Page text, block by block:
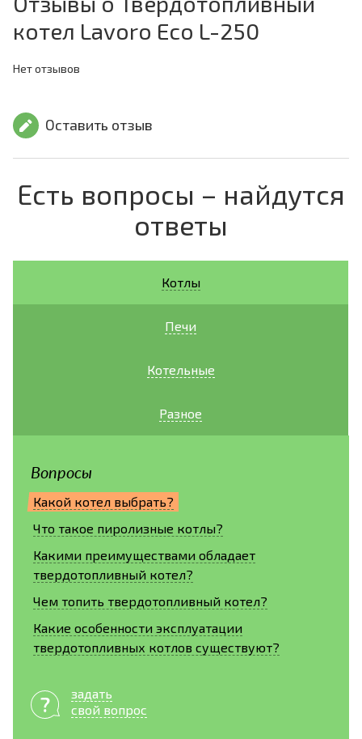
котел Lavoro Eco L-250
Нет отзывов
Оставить отзыв
Есть вопросы – найдутся
ответы
Котлы
Печи
Котельные
Разное
Вопросы
Какой котел выбрать?
Что такое пиролизные котлы?
Какими преимуществами обладает
твердотопливный котел?
Чем топить твердотопливный котел?
Какие особенности эксплуатации
твердотопливных котлов существуют?
задать
свой вопрос